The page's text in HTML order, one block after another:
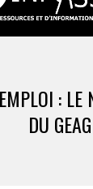
:
DU GEAG